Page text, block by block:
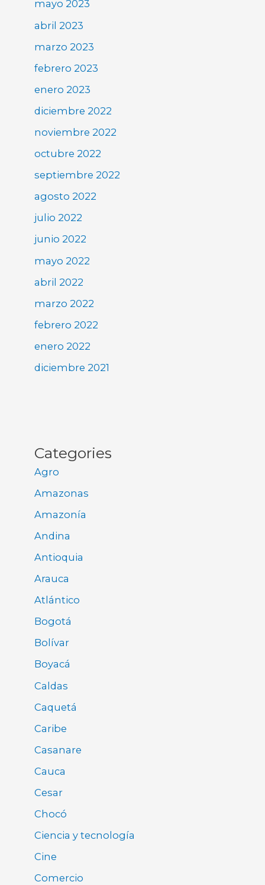
mayo 2023
abril 2023
marzo 2023
febrero 2023
enero 2023
diciembre 2022
noviembre 2022
octubre 2022
septiembre 2022
agosto 2022
julio 2022
junio 2022
mayo 2022
abril 2022
marzo 2022
febrero 2022
enero 2022
diciembre 2021
Categories
Agro
Amazonas
Amazonía
Andina
Antioquia
Arauca
Atlántico
Bogotá
Bolívar
Boyacá
Caldas
Caquetá
Caribe
Casanare
Cauca
Cesar
Chocó
Ciencia y tecnología
Cine
Comercio